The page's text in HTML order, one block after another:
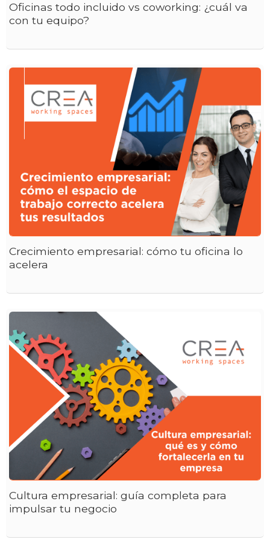
Oficinas todo incluido vs coworking: ¿cuál va
con tu equipo?
Crecimiento empresarial: cómo tu oficina lo
acelera
Cultura empresarial: guía completa para
impulsar tu negocio